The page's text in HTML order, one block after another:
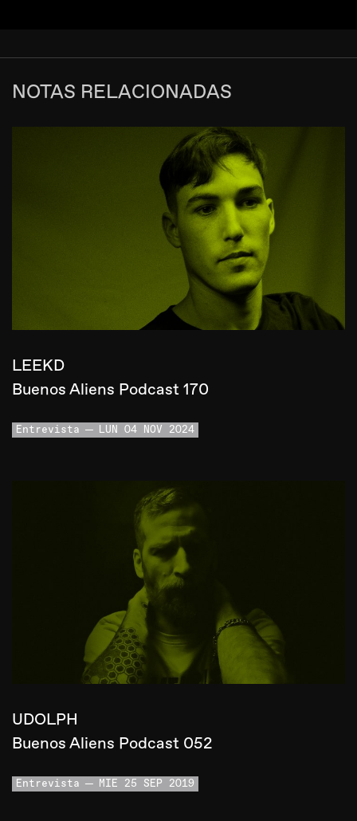
NOTAS RELACIONADAS
LEEKD
Buenos Aliens Podcast 170
Entrevista LUN 04 NOV 2024
UDOLPH
Buenos Aliens Podcast 052
Entrevista MIE 25 SEP 2019